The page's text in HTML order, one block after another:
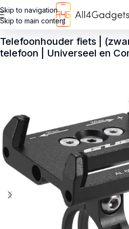
Skip to navigation
Skip to main content
Terug>Houders>Fietshouders
Telefoonhouder fiets |
telefoon | Universeel en